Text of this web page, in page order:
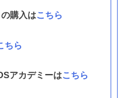
購入はこちら
ちら
アカデミーはこちら